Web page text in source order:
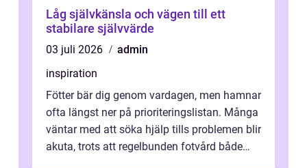
Låg självkänsla och vägen till ett
stabilare självvärde
03 juli 2026
admin
inspiration
Fötter bär dig genom vardagen, men hamnar
ofta längst ner på prioriteringslistan. Många
väntar med att söka hjälp tills problemen blir
akuta, trots att regelbunden fotvård både